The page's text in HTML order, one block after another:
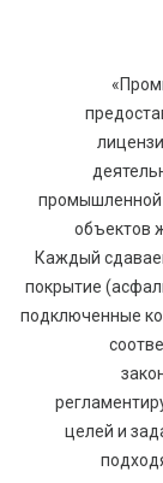
промышленной
объектов
Каждый
покрытие
подключенные
целей и